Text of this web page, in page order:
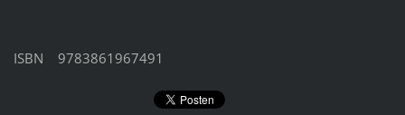
ISBN 9783861967491